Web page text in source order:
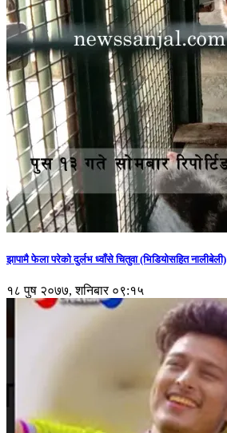
झापामै फेला परेको दुर्लभ ध्वाँसे चितुवा (भिडियोसहित नालीबेली)
१८ पुष २०७७, शनिबार ०९:१५